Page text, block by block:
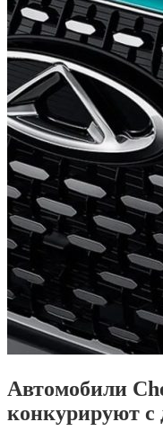
Автомобили
конкурируют с